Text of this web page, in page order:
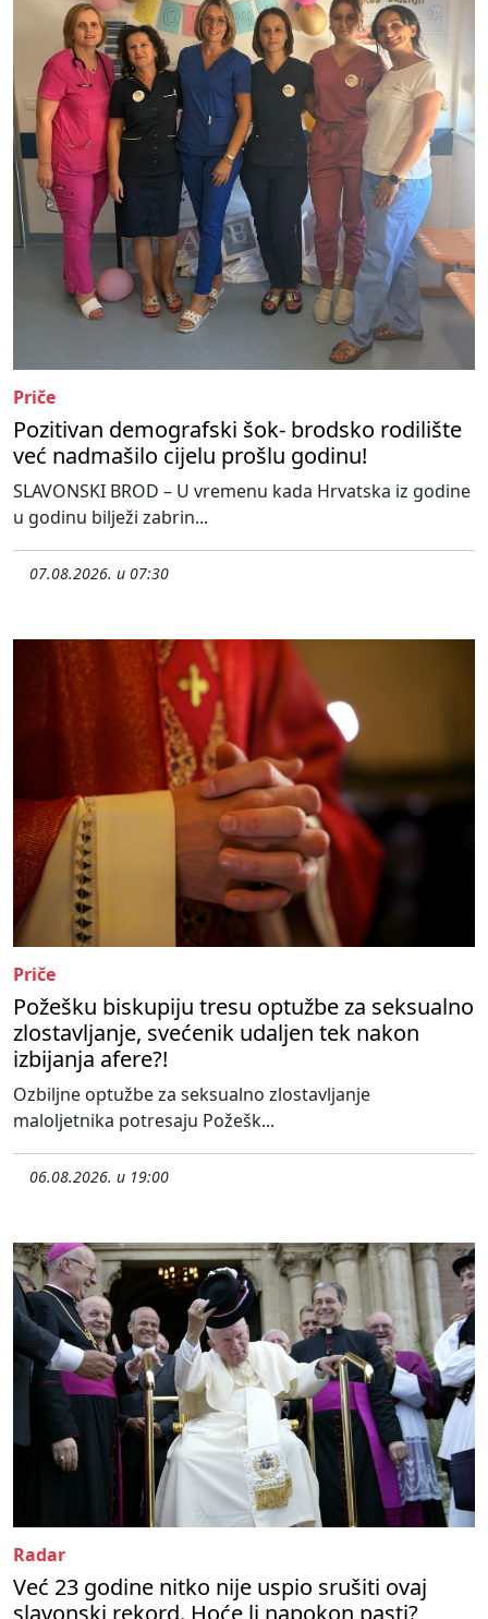
Priče
Pozitivan demografski šok- brodsko rodilište
već nadmašilo cijelu prošlu godinu!
SLAVONSKI BROD – U vremenu kada Hrvatska iz godine
u godinu bilježi zabrin...
07.08.2026. u 07:30
Priče
Požešku biskupiju tresu optužbe za seksualno
zlostavljanje, svećenik udaljen tek nakon
izbijanja afere?!
Ozbiljne optužbe za seksualno zlostavljanje
maloljetnika potresaju Požešk...
06.08.2026. u 19:00
Radar
Već 23 godine nitko nije uspio srušiti ovaj
slavonski rekord. Hoće li napokon pasti?